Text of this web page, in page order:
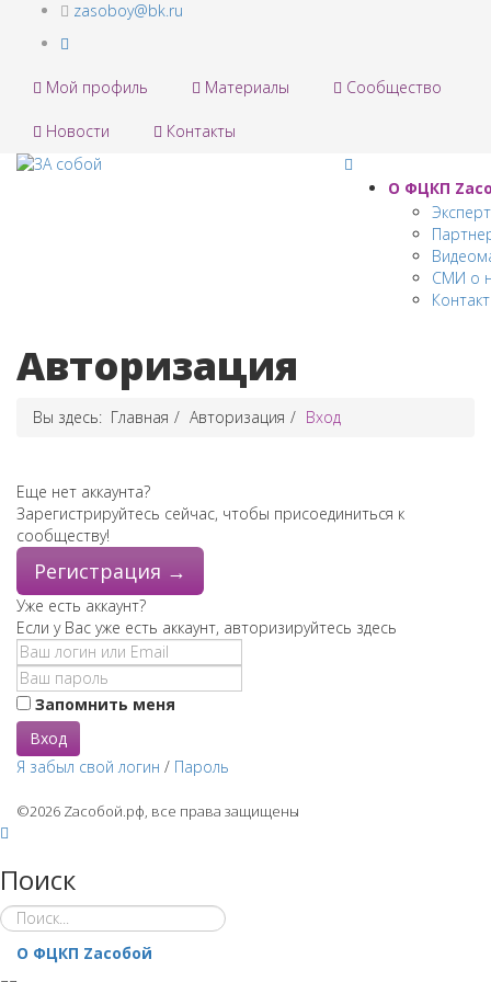
zasoboy@bk.ru
Мой профиль Материалы Сообщество
Новости Контакты
О ФЦКП
СМИ о
Авторизация
Вы здесь: Главная Авторизация Вход
Еще нет аккаунта?
Зарегистрируйтесь сейчас, чтобы присоединиться к
сообществу!
Регистрация →
Уже есть аккаунт?
Если у Вас уже есть аккаунт, авторизируйтесь здесь
Запомнить меня
Вход
Я забыл свой логин / Пароль
©2026 Zaсобой.рф, все права защищены
Поиск
О ФЦКП Zасобой